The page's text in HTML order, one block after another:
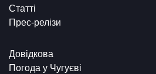
Статті
Прес-релізи
Довідкова
Погода у Чугуєві